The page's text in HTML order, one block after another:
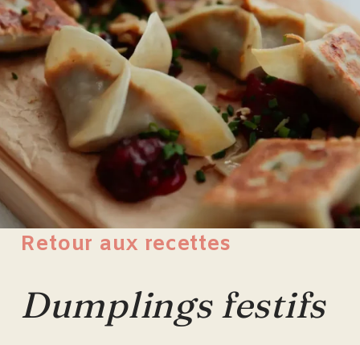
Retour aux recettes
Dumplings festifs